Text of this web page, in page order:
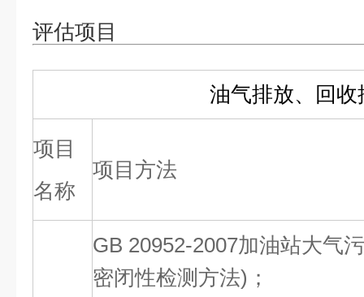
评估项目
油气排放、回收
项目
名称
项目方法
GB 20952-2007加油站大气
密闭性检测方法)；